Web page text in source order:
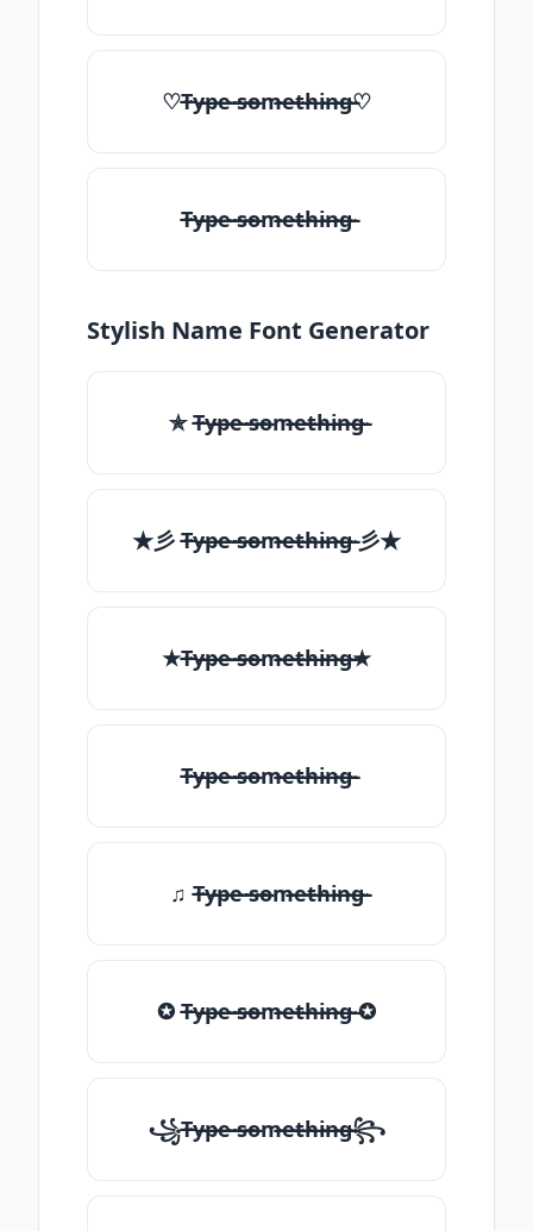
♡T̶̴y̶̴p̶̴e̶̴ ̶̴s̶̴o̶̴m̶̴e̶̴t̶̴h̶̴i̶̴n̶̴g̶̴♡
T̶̴y̶̴p̶̴e̶̴ ̶̴s̶̴o̶̴m̶̴e̶̴t̶̴h̶̴i̶̴n̶̴g̶̴
Stylish Name Font Generator
✯ T̶̴y̶̴p̶̴e̶̴ ̶̴s̶̴o̶̴m̶̴e̶̴t̶̴h̶̴i̶̴n̶̴g̶̴
★彡 T̶̴y̶̴p̶̴e̶̴ ̶̴s̶̴o̶̴m̶̴e̶̴t̶̴h̶̴i̶̴n̶̴g̶̴ 彡★
★T̶̴y̶̴p̶̴e̶̴ ̶̴s̶̴o̶̴m̶̴e̶̴t̶̴h̶̴i̶̴n̶̴g̶̴★
T̶̴y̶̴p̶̴e̶̴ ̶̴s̶̴o̶̴m̶̴e̶̴t̶̴h̶̴i̶̴n̶̴g̶̴
♫ T̶̴y̶̴p̶̴e̶̴ ̶̴s̶̴o̶̴m̶̴e̶̴t̶̴h̶̴i̶̴n̶̴g̶̴
✪ T̶̴y̶̴p̶̴e̶̴ ̶̴s̶̴o̶̴m̶̴e̶̴t̶̴h̶̴i̶̴n̶̴g̶̴ ✪
꧁T̶̴y̶̴p̶̴e̶̴ ̶̴s̶̴o̶̴m̶̴e̶̴t̶̴h̶̴i̶̴n̶̴g̶̴꧂